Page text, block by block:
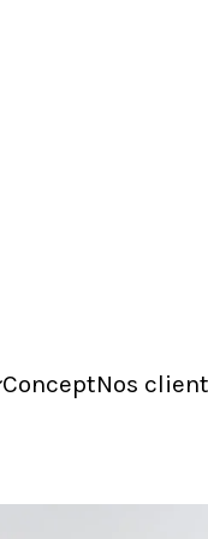
ConceptNos